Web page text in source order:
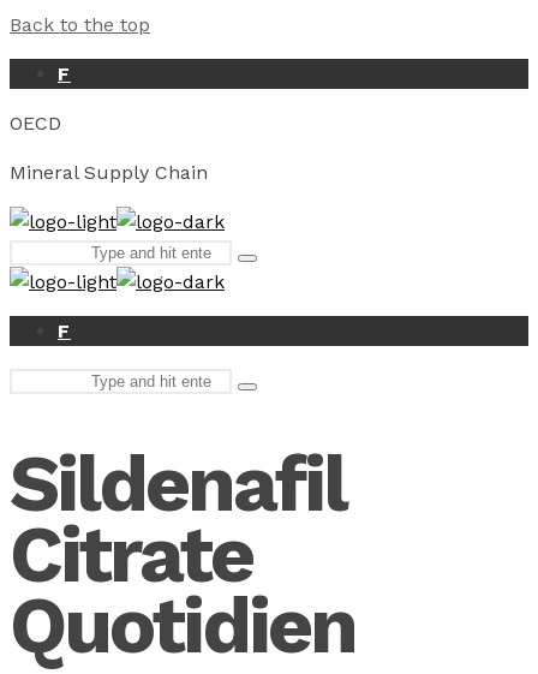
Back to the top
F
OECD
Mineral Supply Chain
for:
Type
enter
F
Type
Sildenafil
Citrate
Quotidien